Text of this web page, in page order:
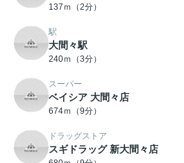
137ｍ（2分）
駅
大間々駅
240ｍ（3分）
スーパー
ベイシア 大間々店
674ｍ（9分）
ドラッグストア
スギドラッグ 新大間々店